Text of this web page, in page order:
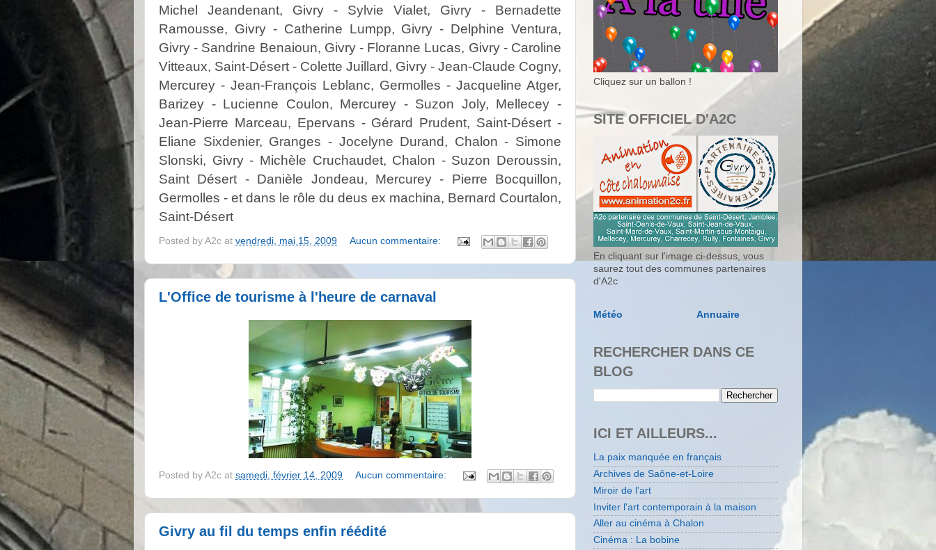
Michel Jeandenant, Givry - Sylvie Vialet, Givry - Bernadette
Ramousse, Givry - Catherine Lumpp, Givry - Delphine Ventura,
Givry - Sandrine Benaioun, Givry - Floranne Lucas, Givry - Caroline
Vitteaux, Saint-Désert - Colette Juillard, Givry - Jean-Claude Cogny,
Mercurey - Jean-François Leblanc, Germolles - Jacqueline Atger,
Barizey - Lucienne Coulon, Mercurey - Suzon Joly, Mellecey -
Jean-Pierre Marceau, Epervans - Gérard Prudent, Saint-Désert -
Eliane Sixdenier, Granges - Jocelyne Durand, Chalon - Simone
Slonski, Givry - Michèle Cruchaudet, Chalon - Suzon Deroussin,
Saint Désert - Danièle Jondeau, Mercurey - Pierre Bocquillon,
Germolles - et dans le rôle du deus ex machina, Bernard Courtalon,
Saint-Désert
Posted by A2c at vendredi, mai 15, 2009 Aucun commentaire:
L'Office de tourisme à l'heure de carnaval
Posted by A2c at samedi, février 14, 2009 Aucun commentaire:
Givry au fil du temps enfin réédité
Cliquez sur un ballon !
SITE OFFICIEL D'A2C
En cliquant sur l'image ci-dessus, vous
saurez tout des communes partenaires
d'A2c
Météo Annuaire
RECHERCHER DANS CE
BLOG
ICI ET AILLEURS...
La paix manquée en français
Archives de Saône-et-Loire
Miroir de l'art
Inviter l'art contemporain à la maison
Aller au cinéma à Chalon
Cinéma : La bobine